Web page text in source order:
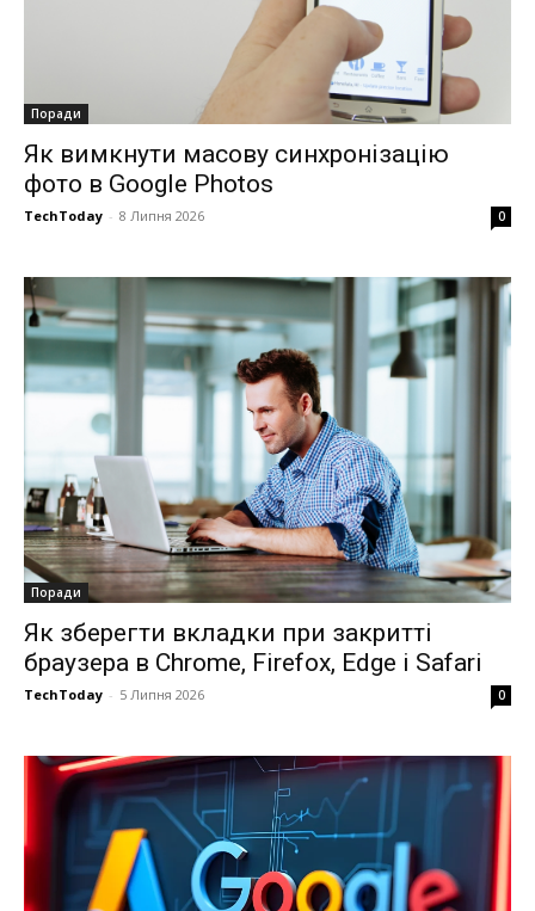
Поради
Як вимкнути масову синхронізацію
фото в Google Photos
TechToday - 8 Липня 2026 0
Поради
Як зберегти вкладки при закритті
браузера в Chrome, Firefox, Edge і Safari
TechToday - 5 Липня 2026 0